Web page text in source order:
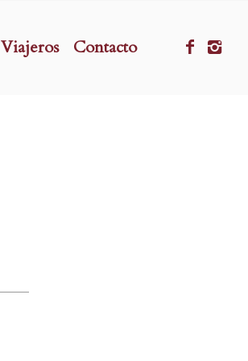
Viajeros Contacto